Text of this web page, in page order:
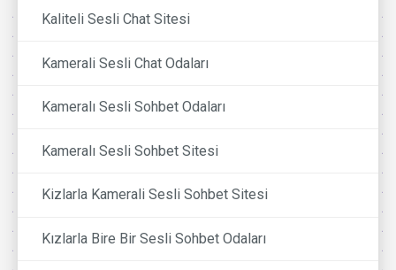
Kaliteli Sesli Chat Sitesi
Kamerali Sesli Chat Odaları
Kameralı Sesli Sohbet Odaları
Kameralı Sesli Sohbet Sitesi
Kizlarla Kamerali Sesli Sohbet Sitesi
Kızlarla Bire Bir Sesli Sohbet Odaları